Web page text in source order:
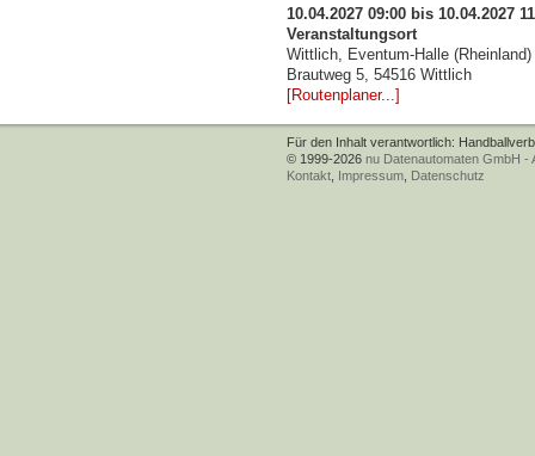
10.04.2027 09:00 bis 10.04.2027
Veranstaltungsort
Wittlich, Eventum-Halle (Rheinland)
Brautweg 5, 54516 Wittlich
[Routenplaner...]
Für den Inhalt verantwortlich:
© 1999-2026 nu Datenautomaten GmbH -
Kontakt Impressum Datenschutz